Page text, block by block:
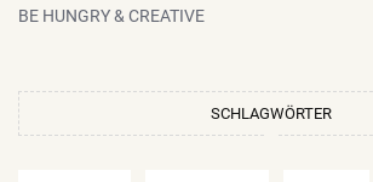
BE HUNGRY & CREATIVE
SCHLAGWÖRTER